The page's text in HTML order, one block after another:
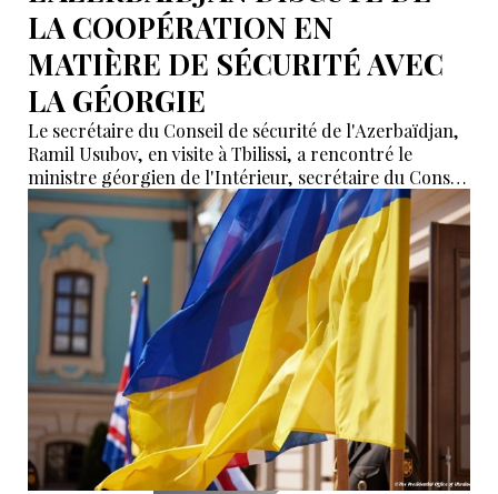
LA COOPÉRATION EN
MATIÈRE DE SÉCURITÉ AVEC
LA GÉORGIE
Le secrétaire du Conseil de sécurité de l'Azerbaïdjan,
Ramil Usubov, en visite à Tbilissi, a rencontré le
ministre géorgien de l'Intérieur, secrétaire du Conseil
de sécurité nationale, Vakhtang Gomelauri, a annoncé
le ministère géorgien de l'Intérieur.